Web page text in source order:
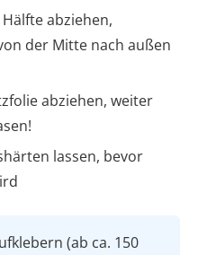
abziehen,
der Mitte nach außen
abziehen, weiter
lassen, bevor
(ab ca. 150